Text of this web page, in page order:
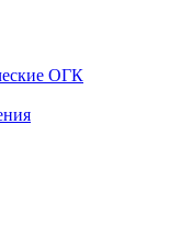
ОГК